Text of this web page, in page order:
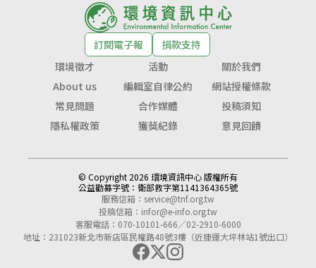
訂閱電子報
捐款支持
環境徵才
活動
關於我們
About us
編輯室自律公約
網站授權條款
常見問題
合作媒體
投稿須知
隱私權政策
獲獎紀錄 意見回饋
© Copyright 2026 環境資訊中心 版權所有
公益勸募字號： 衛部救字第1141364365號
服務信箱： service@tnf.org.tw
投稿信箱： infor@e-info.org.tw
客服電話：070-10101-666／02-2910-6000
地址：231023新北市新店區民權路48號3樓（近捷運大坪林站1號出口）